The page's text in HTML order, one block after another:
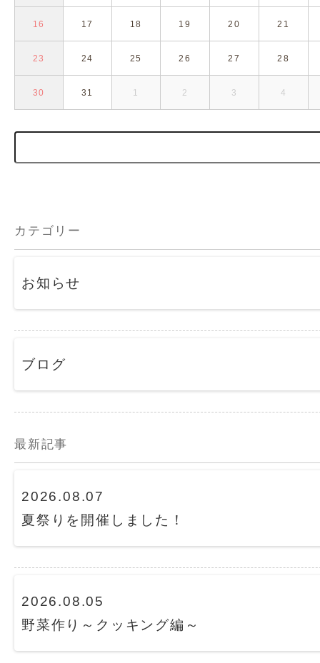
16 17 18 19 20 21
23 24 25 26 27 28
30 31 1 2 3 4
カテゴリー
お知らせ
ブログ
最新記事
2026.08.07
夏祭りを開催しました！
2026.08.05
野菜作り～クッキング編～